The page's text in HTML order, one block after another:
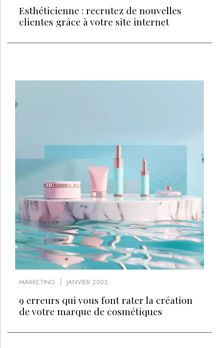
Esthéticienne : recrutez de nouvelles
clientes grâce à votre site internet
MARKETING JANVIER 2025
9 erreurs qui vous font rater la création
de votre marque de cosmétiques